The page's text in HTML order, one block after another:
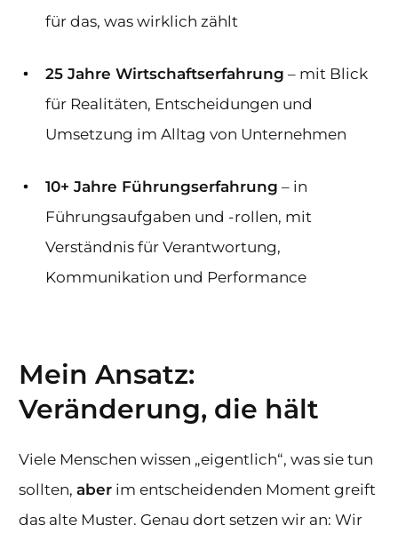
für das, was wirklich zählt
25 Jahre Wirtschaftserfahrung – mit Blick
für Realitäten, Entscheidungen und
Umsetzung im Alltag von Unternehmen
10+ Jahre Führungserfahrung – in
Führungsaufgaben und -rollen, mit
Verständnis für Verantwortung,
Kommunikation und Performance
Mein Ansatz:
Veränderung, die hält
Viele Menschen wissen „eigentlich“, was sie tun
sollten, aber im entscheidenden Moment greift
das alte Muster. Genau dort setzen wir an: Wir